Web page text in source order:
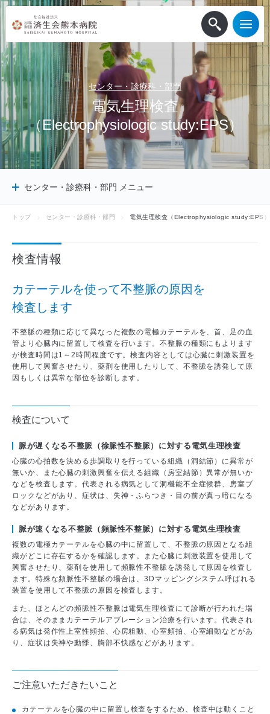
センター・診療科・部門
電気生理検査
（Electrophysiologic study:EPS）
センター・診療科・部門 メニュー
センター
診療サポート部門
診療実績
トップ センター・診療科・部門 電気生理検査（Electrophysiologic study:EPS）
検査情報
カテーテルを使って不整脈の原因を
検査します
不整脈の種類に応じて異なった複数の電極カテーテルを、首、足の血
管より心臓内に留置して検査を行います。不整脈の種類にもよります
が検査時間は1～2時間程度です。検査内容としては心臓に刺激装置を
使用して興奮させたり、薬剤を使用したりして、不整脈を誘発して原
因もしくは異常な部位を診断します。
検査について
脈が遅くなる不整脈（徐脈性不整脈）に対する電気生理検査
心臓の心拍数を決める歩調取りを行っている組織（洞結節）に異常が
無いか、また心臓の刺激興奮を伝える組織（房室結節）異常が無いか
などを検査します。代表される病気として洞機能不全症候群、房室ブ
ロックなどがあり、症状は、失神・ふらつき・目の前が真っ暗になる
などがあります。
脈が速くなる不整脈（頻脈性不整脈）に対する電気生理検査
複数の電極カテーテルを心臓の中に留置して、不整脈の原因となる組
織がどこに存在するかを確認します。また心臓に刺激装置を使用して
興奮させたり、薬剤を使用して頻脈性不整脈を誘発して原因を検査し
ます。特殊な頻脈性不整脈の場合は、3Dマッピングシステム呼ばれる
装置を使用して不整脈の原因を検査します。
また、ほとんどの頻脈性不整脈は電気生理検査にて診断が行われた場
合は、そのままカテーテルアブレーション治療を行います。代表され
る病気は発作性上室性頻拍、心房粗動、心室頻拍、心室細動などがあ
り、症状は失神や動悸、胸部不快感などがあります。
ご注意いただきたいこと
カテーテルを心臓の中に留置し検査をするため、検査中は動くこと